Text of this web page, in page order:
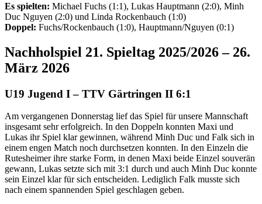
Es spielten: Michael Fuchs (1:1), Lukas Hauptmann (2:0), Minh
Duc Nguyen (2:0) und Linda Rockenbauch (1:0)
Doppel: Fuchs/Rockenbauch (1:0), Hauptmann/Nguyen (0:1)
Nachholspiel 21. Spieltag 2025/2026 – 26.
März 2026
U19 Jugend I– TTV Gärtringen II 6:1
Am vergangenen Donnerstag lief das Spiel für unsere Mannschaft
insgesamt sehr erfolgreich. In den Doppeln konnten Maxi und
Lukas ihr Spiel klar gewinnen, während Minh Duc und Falk sich in
einem engen Match noch durchsetzen konnten. In den Einzeln die
Rutesheimer ihre starke Form, in denen Maxi beide Einzel souverän
gewann, Lukas setzte sich mit 3:1 durch und auch Minh Duc konnte
sein Einzel klar für sich entscheiden. Lediglich Falk musste sich
nach einem spannenden Spiel geschlagen geben.